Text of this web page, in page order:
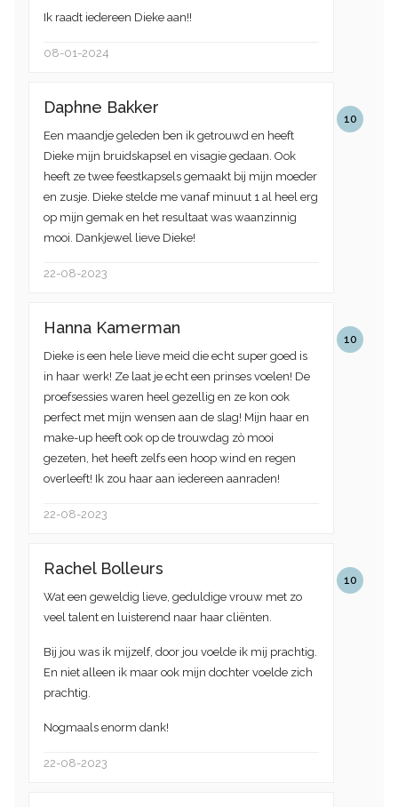
Ik raadt iedereen Dieke aan!!
08-01-2024
10
Daphne Bakker
Een maandje geleden ben ik getrouwd en heeft
Dieke mijn bruidskapsel en visagie gedaan. Ook
heeft ze twee feestkapsels gemaakt bij mijn moeder
en zusje. Dieke stelde me vanaf minuut 1 al heel erg
op mijn gemak en het resultaat was waanzinnig
mooi. Dankjewel lieve Dieke!
22-08-2023
10
Hanna Kamerman
Dieke is een hele lieve meid die echt super goed is
in haar werk! Ze laat je echt een prinses voelen! De
proefsessies waren heel gezellig en ze kon ook
perfect met mijn wensen aan de slag! Mijn haar en
make-up heeft ook op de trouwdag zò mooi
gezeten, het heeft zelfs een hoop wind en regen
overleeft! Ik zou haar aan iedereen aanraden!
22-08-2023
10
Rachel Bolleurs
Wat een geweldig lieve, geduldige vrouw met zo
veel talent en luisterend naar haar cliënten.
Bij jou was ik mijzelf, door jou voelde ik mij prachtig.
En niet alleen ik maar ook mijn dochter voelde zich
prachtig.
Nogmaals enorm dank!
22-08-2023